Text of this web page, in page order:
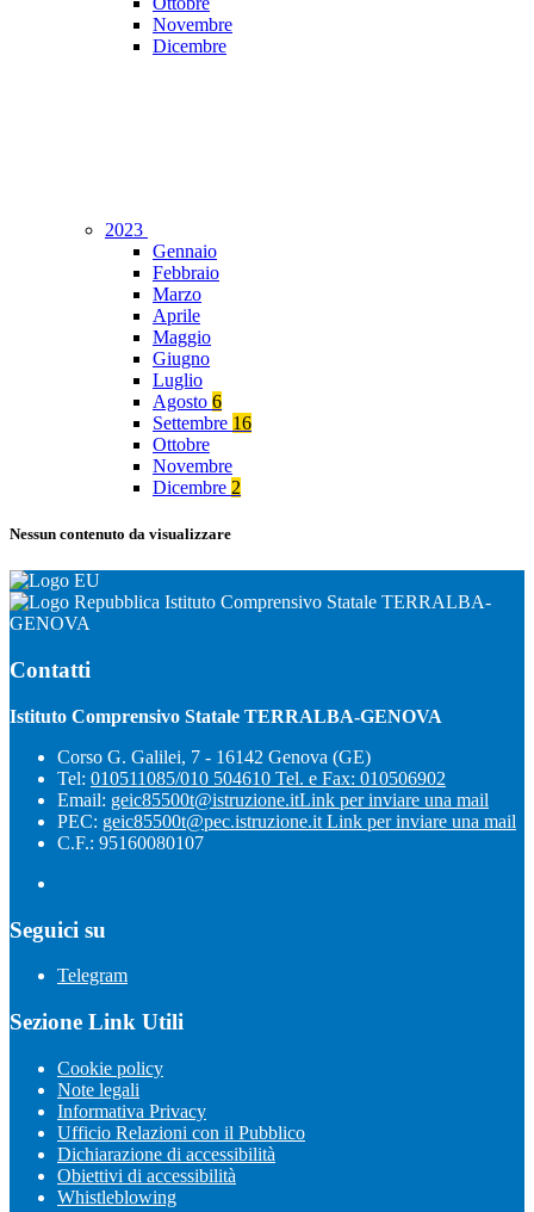
Novembre
Dicembre
2023
Gennaio
Febbraio
Marzo
Aprile
Maggio
Giugno
Luglio
Agosto 6
Settembre 16
Ottobre
Novembre
Dicembre 2
Nessun contenuto da visualizzare
Istituto Comprensivo Statale TERRALBA-
GENOVA
Contatti
Istituto Comprensivo Statale TERRALBA-GENOVA
Corso G. Galilei, 7 - 16142 Genova (GE)
Tel: 010511085/010 504610 Tel. e Fax: 010506902
Email: geic85500t@istruzione.itLink per inviare una mail
PEC: geic85500t@pec.istruzione.it Link per inviare una mail
C.F.: 95160080107
Seguici su
Telegram
Sezione Link Utili
Cookie policy
Note legali
Informativa Privacy
Ufficio Relazioni con il Pubblico
Dichiarazione di accessibilità
Obiettivi di accessibilità
Whistleblowing